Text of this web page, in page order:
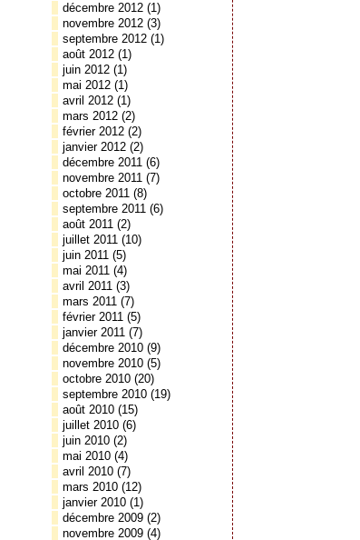
décembre 2012 (1)
novembre 2012 (3)
septembre 2012 (1)
août 2012 (1)
juin 2012 (1)
mai 2012 (1)
avril 2012 (1)
mars 2012 (2)
février 2012 (2)
janvier 2012 (2)
décembre 2011 (6)
novembre 2011 (7)
octobre 2011 (8)
septembre 2011 (6)
août 2011 (2)
juillet 2011 (10)
juin 2011 (5)
mai 2011 (4)
avril 2011 (3)
mars 2011 (7)
février 2011 (5)
janvier 2011 (7)
décembre 2010 (9)
novembre 2010 (5)
octobre 2010 (20)
septembre 2010 (19)
août 2010 (15)
juillet 2010 (6)
juin 2010 (2)
mai 2010 (4)
avril 2010 (7)
mars 2010 (12)
janvier 2010 (1)
décembre 2009 (2)
novembre 2009 (4)